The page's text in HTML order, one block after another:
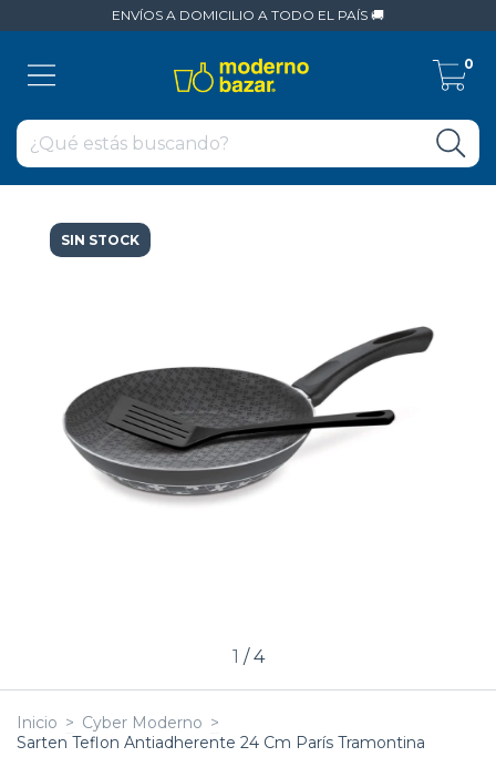
ENVÍOS A DOMICILIO A TODO EL PAÍS 🚚
0
SIN STOCK
1 /4
Inicio > Cyber Moderno >
Sarten Teflon Antiadherente 24 Cm París Tramontina